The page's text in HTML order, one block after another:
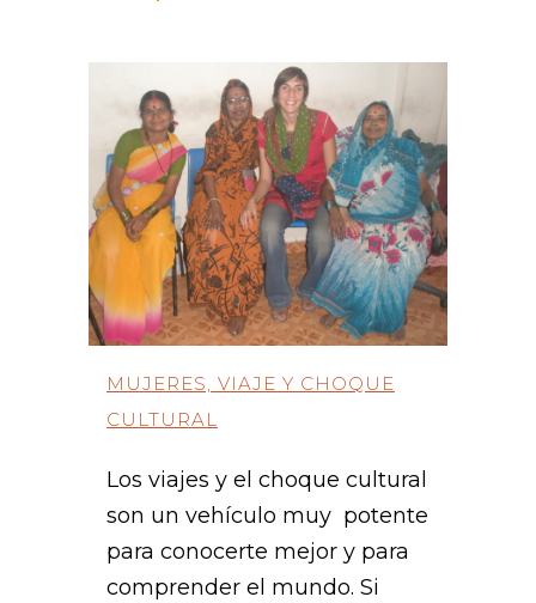
MUJERES, VIAJE Y CHOQUE
CULTURAL
Los viajes y el choque cultural
son un vehículo muy potente
para conocerte mejor y para
comprender el mundo. Si